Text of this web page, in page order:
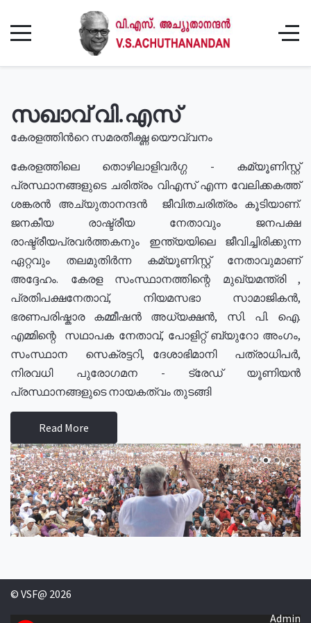
സഖാവ് വി.എസ്
കേരളത്തിൻറെ സമരതീക്ഷ്ണ യൌവ്വനം
കേരളത്തിലെ തൊഴിലാളിവർഗ്ഗ - കമ്യൂണിസ്റ്റ്
പ്രസ്ഥാനങ്ങളുടെ ചരിത്രം വിഎസ് എന്ന വേലിക്കകത്ത്
ശങ്കരൻ അച്യുതാനന്ദൻ ജീവിതചരിത്രം കൂടിയാണ്.
ജനകീയ രാഷ്ട്രീയ നേതാവും ജനപക്ഷ
രാഷ്ട്രീയപ്രവർത്തകനും ഇന്ത്യയിലെ ജീവിച്ചിരിക്കുന്ന
ഏറ്റവും തലമുതിർന്ന കമ്യൂണിസ്റ്റ് നേതാവുമാണ്
അദ്ദേഹം. കേരള സംസ്ഥാനത്തിന്റെ മുഖ്യമന്ത്രി ,
പ്രതിപക്ഷനേതാവ്, നിയമസഭാ സാമാജികൻ,
ഭരണപരിഷ്കാര കമ്മീഷൻ അധ്യക്ഷൻ, സി. പി. ഐ.
എമ്മിന്റെ സഥാപക നേതാവ്, പോളിറ്റ് ബ്യുറോ അംഗം,
സംസ്ഥാന സെക്രട്ടറി, ദേശാഭിമാനി പത്രാധിപർ,
നിരവധി പുരോഗമന - ട്രേഡ് യൂണിയൻ
പ്രസ്ഥാനങ്ങളുടെ നായകത്വം തുടങ്ങി
Read More
© VSF@ 2026
Admin